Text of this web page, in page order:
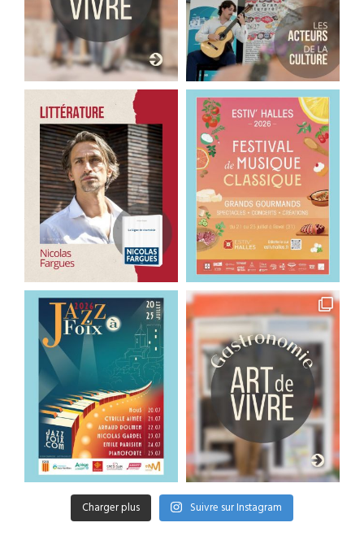
Charger plus Suivre sur Instagram